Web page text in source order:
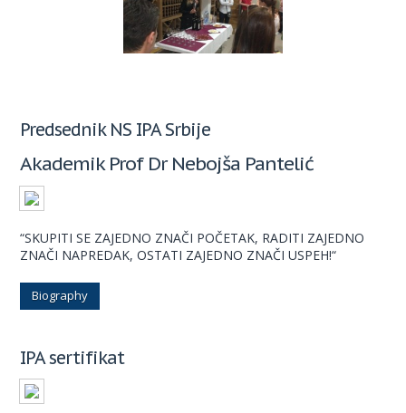
Predsednik NS IPA Srbije
Akademik Prof Dr Nebojša Pantelić
“SKUPITI SE ZAJEDNO ZNAČI POČETAK, RADITI ZAJEDNO
ZNAČI NAPREDAK, OSTATI ZAJEDNO ZNAČI USPEH!“
Biography
IPA sertifikat